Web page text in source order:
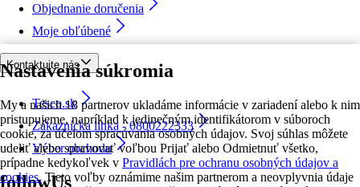
Nastavenia súkromia
My a našich 18 partnerov ukladáme informácie v zariadení alebo k nim
pristupujeme, napríklad k jedinečným identifikátorom v súboroch
cookie, za účelom spracúvania osobných údajov. Svoj súhlas môžete
udeliť alebo spravovať voľbou Prijať alebo Odmietnuť všetko,
prípadne kedykoľvek v Pravidlách pre ochranu osobných údajov a
cookies. Tieto voľby oznámime našim partnerom a neovplyvnia údaje
Objednanie doručenia
Moje obľúbené
Kontaktujte nás
Tesco.sk
Zákaznícka linka - 0800222333
Výber obchodu
followUs